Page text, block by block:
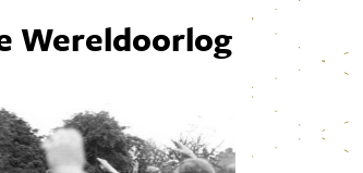
Wereldoorlog